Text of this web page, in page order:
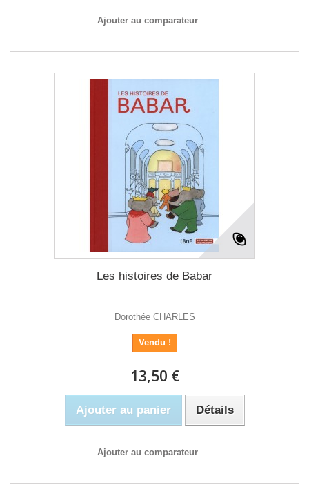
Ajouter au comparateur
Les histoires de Babar
Dorothée CHARLES
Vendu !
13,50 €
Ajouter au panier Détails
Ajouter au comparateur